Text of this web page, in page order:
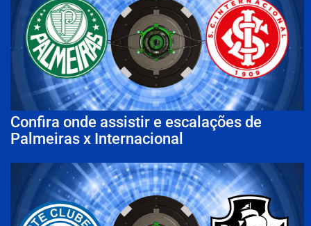
Confira onde assistir e escalações de
Palmeiras x Internacional